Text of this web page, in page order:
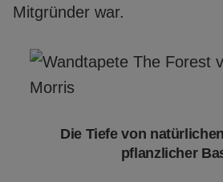
Mitgründer war.
Die Tiefe von
pflanzlicher